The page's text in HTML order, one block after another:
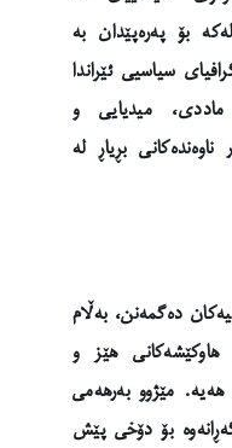
بۆ پەرەپێدان بە
سیاسیی ئێراندا
ماددی، میدیایی و
بڕیاڕ لە
دەگمەنن، بەڵام
هاوکێشەکانی هێز و
مێژوو بەرهەمی
گەڕانەوە بۆ دۆخی پێش